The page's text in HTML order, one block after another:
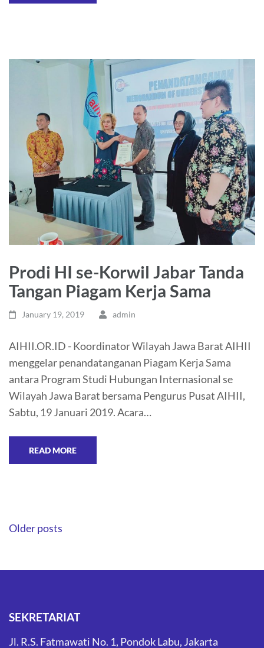
Prodi HI se-Korwil Jabar Tanda
Tangan Piagam Kerja Sama
January 19, 2019 admin
AIHII.OR.ID - Koordinator Wilayah Jawa Barat AIHII
menggelar penandatanganan Piagam Kerja Sama
antara Program Studi Hubungan Internasional se
Wilayah Jawa Barat bersama Pengurus Pusat AIHII,
Sabtu, 19 Januari 2019. Acara…
READ MORE
Posts
Older posts
SEKRETARIAT
Jl. R.S. Fatmawati No. 1, Pondok Labu, Jakarta